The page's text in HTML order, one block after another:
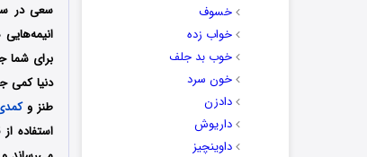
خسوف
خواب زده
خوب بد جلف
خون سرد
دادزن
داریوش
داوینچیز
سعی در
برای شما
دنیا کمی
طنز و
استفاده